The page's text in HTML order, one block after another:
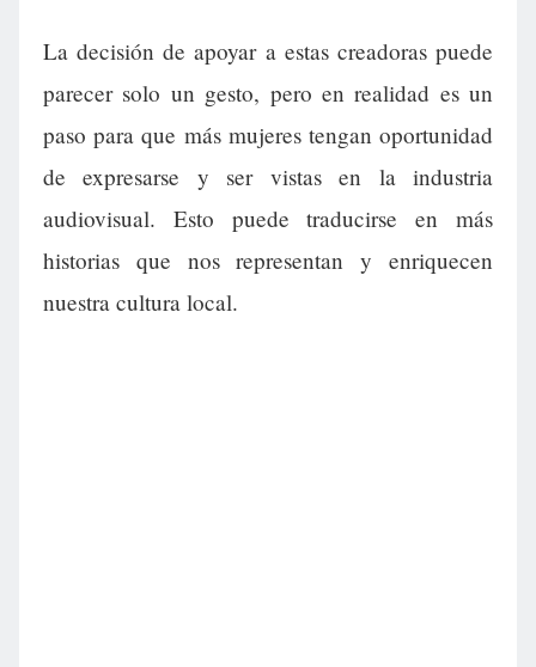
La decisión de apoyar a estas creadoras puede
parecer solo un gesto, pero en realidad es un
paso para que más mujeres tengan oportunidad
de expresarse y ser vistas en la industria
audiovisual. Esto puede traducirse en más
historias que nos representan y enriquecen
nuestra cultura local.